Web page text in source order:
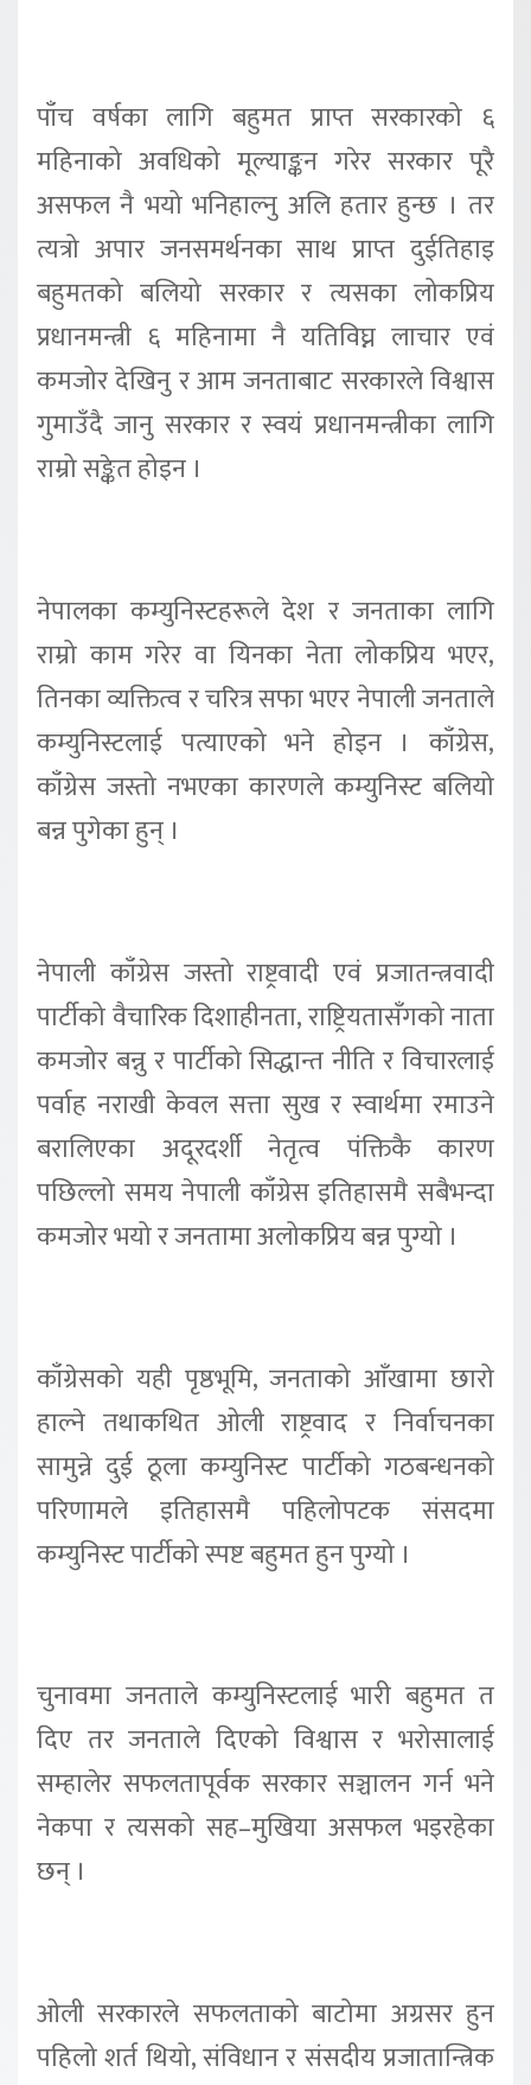
पाँच वर्षका लागि बहुमत प्राप्त सरकारको ६
महिनाको अवधिको मूल्याङ्कन गरेर सरकार पूरै
असफल नै भयो भनिहाल्नु अलि हतार हुन्छ । तर
त्यत्रो अपार जनसमर्थनका साथ प्राप्त दुईतिहाइ
बहुमतको बलियो सरकार र त्यसका लोकप्रिय
प्रधानमन्त्री ६ महिनामा नै यतिविघ्न लाचार एवं
कमजोर देखिनु र आम जनताबाट सरकारले विश्वास
गुमाउँदै जानु सरकार र स्वयं प्रधानमन्त्रीका लागि
राम्रो सङ्केत होइन ।
नेपालका कम्युनिस्टहरूले देश र जनताका लागि
राम्रो काम गरेर वा यिनका नेता लोकप्रिय भएर,
तिनका व्यक्तित्व र चरित्र सफा भएर नेपाली जनताले
कम्युनिस्टलाई पत्याएको भने होइन । काँग्रेस,
काँग्रेस जस्तो नभएका कारणले कम्युनिस्ट बलियो
बन्न पुगेका हुन् ।
नेपाली काँग्रेस जस्तो राष्ट्रवादी एवं प्रजातन्त्रवादी
पार्टीको वैचारिक दिशाहीनता, राष्ट्रियतासँगको नाता
कमजोर बन्नु र पार्टीको सिद्धान्त नीति र विचारलाई
पर्वाह नराखी केवल सत्ता सुख र स्वार्थमा रमाउने
बरालिएका अदूरदर्शी नेतृत्व पंक्तिकै कारण
पछिल्लो समय नेपाली काँग्रेस इतिहासमै सबैभन्दा
कमजोर भयो र जनतामा अलोकप्रिय बन्न पुग्यो ।
काँग्रेसको यही पृष्ठभूमि, जनताको आँखामा छारो
हाल्ने तथाकथित ओली राष्ट्रवाद र निर्वाचनका
सामुन्ने दुई ठूला कम्युनिस्ट पार्टीको गठबन्धनको
परिणामले इतिहासमै पहिलोपटक संसदमा
कम्युनिस्ट पार्टीको स्पष्ट बहुमत हुन पुग्यो ।
चुनावमा जनताले कम्युनिस्टलाई भारी बहुमत त
दिए तर जनताले दिएको विश्वास र भरोसालाई
सम्हालेर सफलतापूर्वक सरकार सञ्चालन गर्न भने
नेकपा र त्यसको सह–मुखिया असफल भइरहेका
छन् ।
ओली सरकारले सफलताको बाटोमा अग्रसर हुन
पहिलो शर्त थियो, संविधान र संसदीय प्रजातान्त्रिक